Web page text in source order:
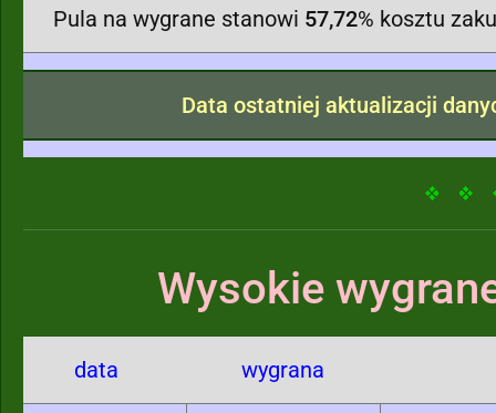
Pula na wygrane stanowi 57,72% kosztu
Data ostatniej aktualizacji
Wysokie
data wygrana